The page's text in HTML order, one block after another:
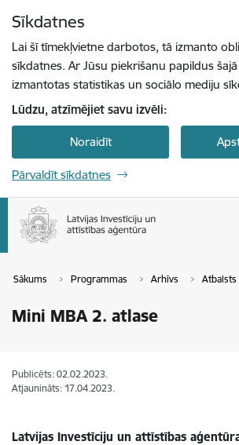
Sīkdatnes
Lai šī tīmekļvietne darbotos, tā izmanto
sīkdatnes. Ar Jūsu piekrišanu papildus
izmantotas statistikas un sociālo mediju
Lūdzu, atzīmējiet savu izvēli:
Noraidīt
Pārvaldīt sīkdatnes
Sākums Programmas Arhīvs Atbalsts
Mini MBA 2. atlase
Publicēts: 02.02.2023.
Atjaunināts: 17.04.2023.
Latvijas Investīciju un attīstības